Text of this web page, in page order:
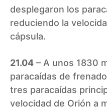
desplegaron los
reduciendo la
cápsula.
21.04 – A unos 1830
paracaídas de
tres paracaídas
velocidad de Orión a